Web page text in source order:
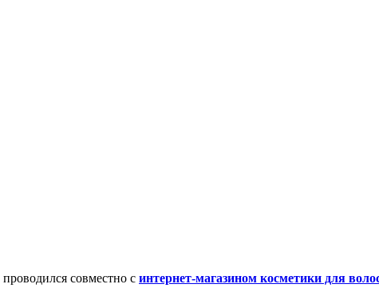
совместно с интернет-магазином косметики для